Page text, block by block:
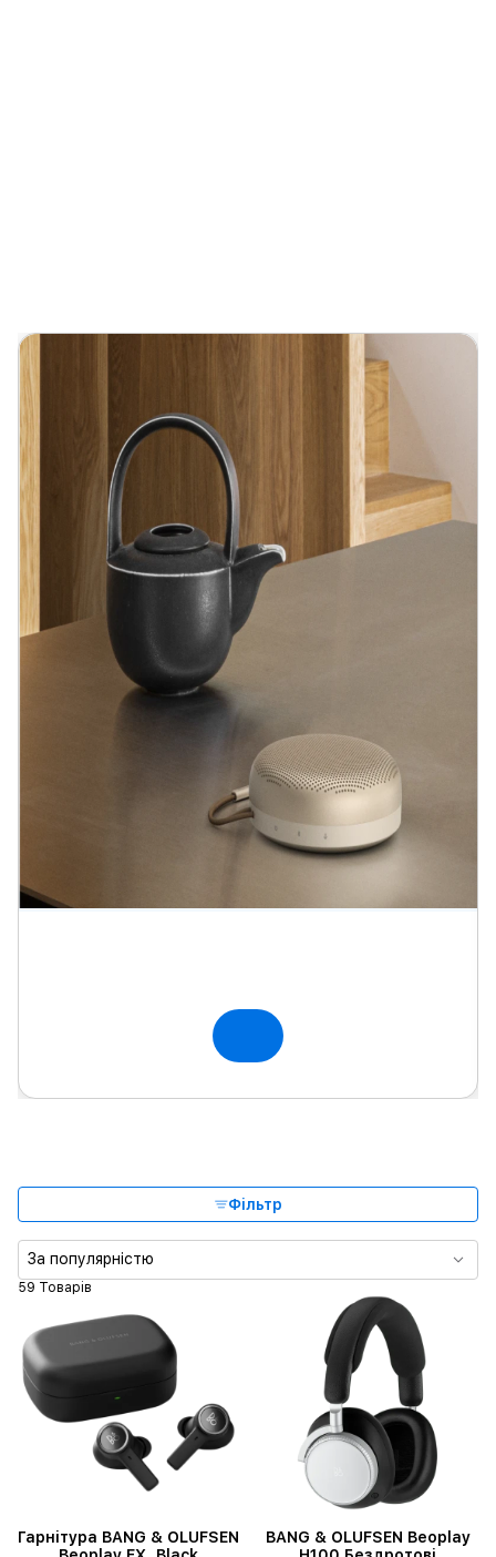
Фільтр
59 Товарів
За популярністю
Гарнітура BANG & OLUFSEN
BANG & OLUFSEN Beoplay